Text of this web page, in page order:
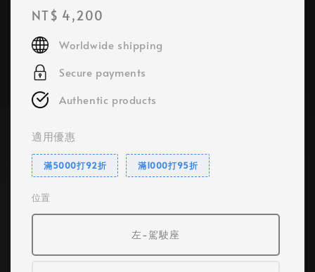
Regular
price
NT$ 4,200
Worldwide shipping
Secure payments
Authentic products
適用優惠
滿5000打92折 滿1000打95折
位置
左-駕駛座